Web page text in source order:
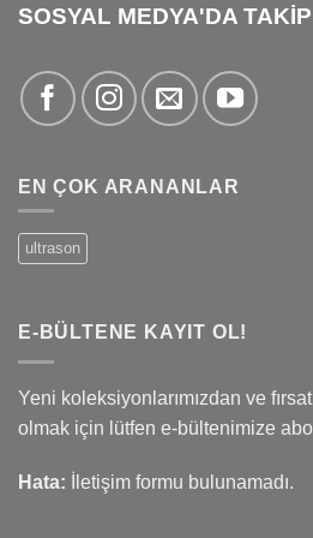
SOSYAL MEDYA'DA
EN ÇOK ARANANLAR
ultrason
E-BÜLTENE KAYIT OL!
Yeni koleksiyonlarımızdan ve
olmak için lütfen e-bültenimize
Hata: İletişim formu bulunamadı.